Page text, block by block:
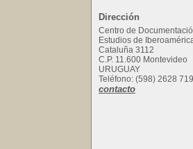
Dirección
Centro de
Estudios de
Cataluña 3112
C.P. 11.600 Montevideo
URUGUAY
Teléfono: (598) 2628
contacto